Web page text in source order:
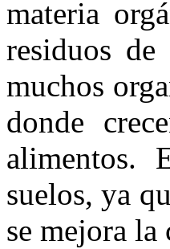
materia
residuos
muchos
donde
alimentos.
suelos, ya
se mejora